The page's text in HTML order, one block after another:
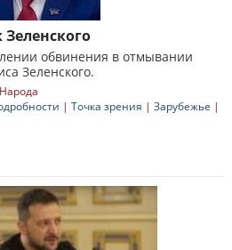
Зеленского
обвинения в отмывании
Зеленского.
| Точка зрения | Зарубежье |